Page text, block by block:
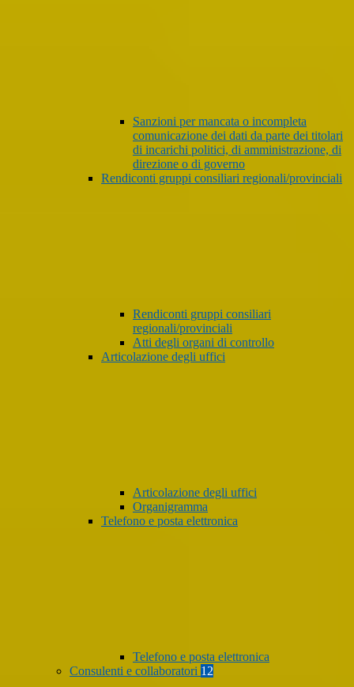
Sanzioni per mancata o incompleta
comunicazione dei dati da parte dei titolari
di incarichi politici, di amministrazione, di
direzione o di governo
Rendiconti gruppi consiliari regionali/provinciali
Rendiconti gruppi consiliari
regionali/provinciali
Atti degli organi di controllo
Articolazione degli uffici
Articolazione degli uffici
Organigramma
Telefono e posta elettronica
Telefono e posta elettronica
Consulenti e collaboratori 12